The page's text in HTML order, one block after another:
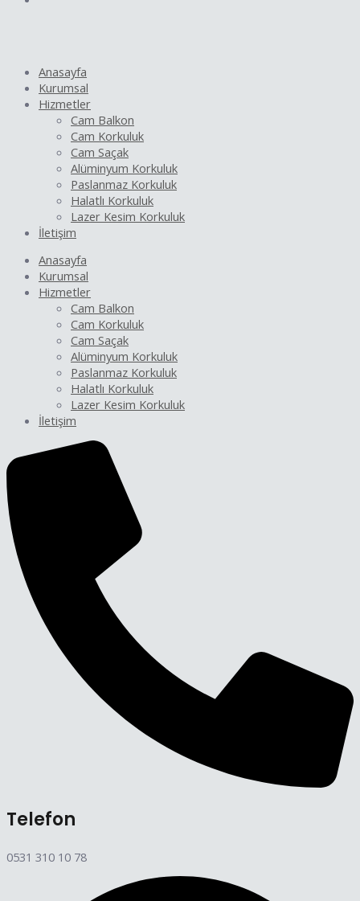
Anasayfa
Kurumsal
Hizmetler
Cam Balkon
Cam Korkuluk
Cam Saçak
Alüminyum Korkuluk
Paslanmaz Korkuluk
Halatlı Korkuluk
Lazer Kesim Korkuluk
İletişim
Anasayfa
Kurumsal
Hizmetler
Cam Balkon
Cam Korkuluk
Cam Saçak
Alüminyum Korkuluk
Paslanmaz Korkuluk
Halatlı Korkuluk
Lazer Kesim Korkuluk
İletişim
Telefon
0531 310 10 78